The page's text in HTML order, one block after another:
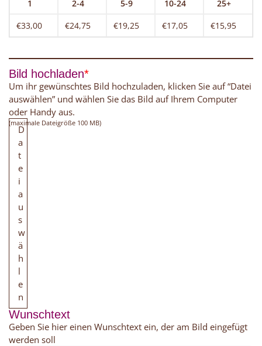
1 2-4 5-9 10-24
25+
€33,00
€24,75 €19,25 €17,05 €15,95
*
Bild hochladen
Um ihr gewünschtes Bild hochzuladen, klicken Sie auf “Datei
auswählen” und wählen Sie das Bild auf Ihrem Computer
oder Handy aus.
D
a
t
e
i
a
u
s
w
ä
h
l
e
n
(maximale Dateigröße 100 MB)
Wunschtext
Geben Sie hier einen Wunschtext ein, der am Bild eingefügt
werden soll